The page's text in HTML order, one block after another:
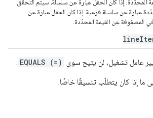
المحدّدة. إذا كان الحقل عبارة عن سلسلة، سيتم التحقّق
عبارة عن سلسلة فرعية. إذا كان الحقل عبارة عن
المصفوفة عن القيمة المحدّدة.
عامل تشغيل، لن يتيح سوى EQUALS (=)
.
ما إذا كان يتطلّب تنسيقًا خاصًا.